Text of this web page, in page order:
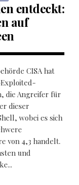
entdeckt:
auf
CISA hat
die Angreifer für
dieser
wobei es sich
von 4,3 handelt.
und